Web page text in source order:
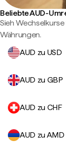
Beliebte AUD-
Sieh
Währungen.
AUD zu USD
AUD zu GBP
AUD zu CHF
AUD zu AMD